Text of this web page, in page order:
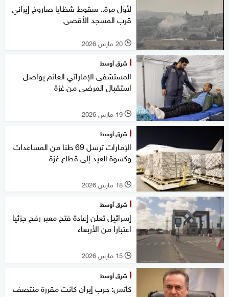
لأول مرة.. سقوط شظايا صاروخ إيراني
قرب المسجد الأقصى
l 20 مارس 2026
شرق أوسط
المستشفى الإماراتي العائم يواصل
استقبال المرضى من غزة
l 19 مارس 2026
شرق أوسط
الإمارات ترسل 69 طنا من المساعدات
وكسوة العيد إلى قطاع غزة
l 18 مارس 2026
شرق أوسط
إسرائيل تعلن إعادة فتح معبر رفح جزئيا
اعتبارا من الأربعاء
l 15 مارس 2026
شرق أوسط
كاتس: حرب إيران كانت مقررة منتصف